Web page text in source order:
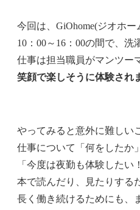
今回は、GiOhome(ジオホ
10：00～16：00の間で、
仕事は担当職員がマンツー
笑顔で楽しそうに体験され
やってみると意外に難しい
仕事について「何をしたか
「今度は夜勤も体験したい
本で読んだり、見たりする
長く働き続けるためにも、